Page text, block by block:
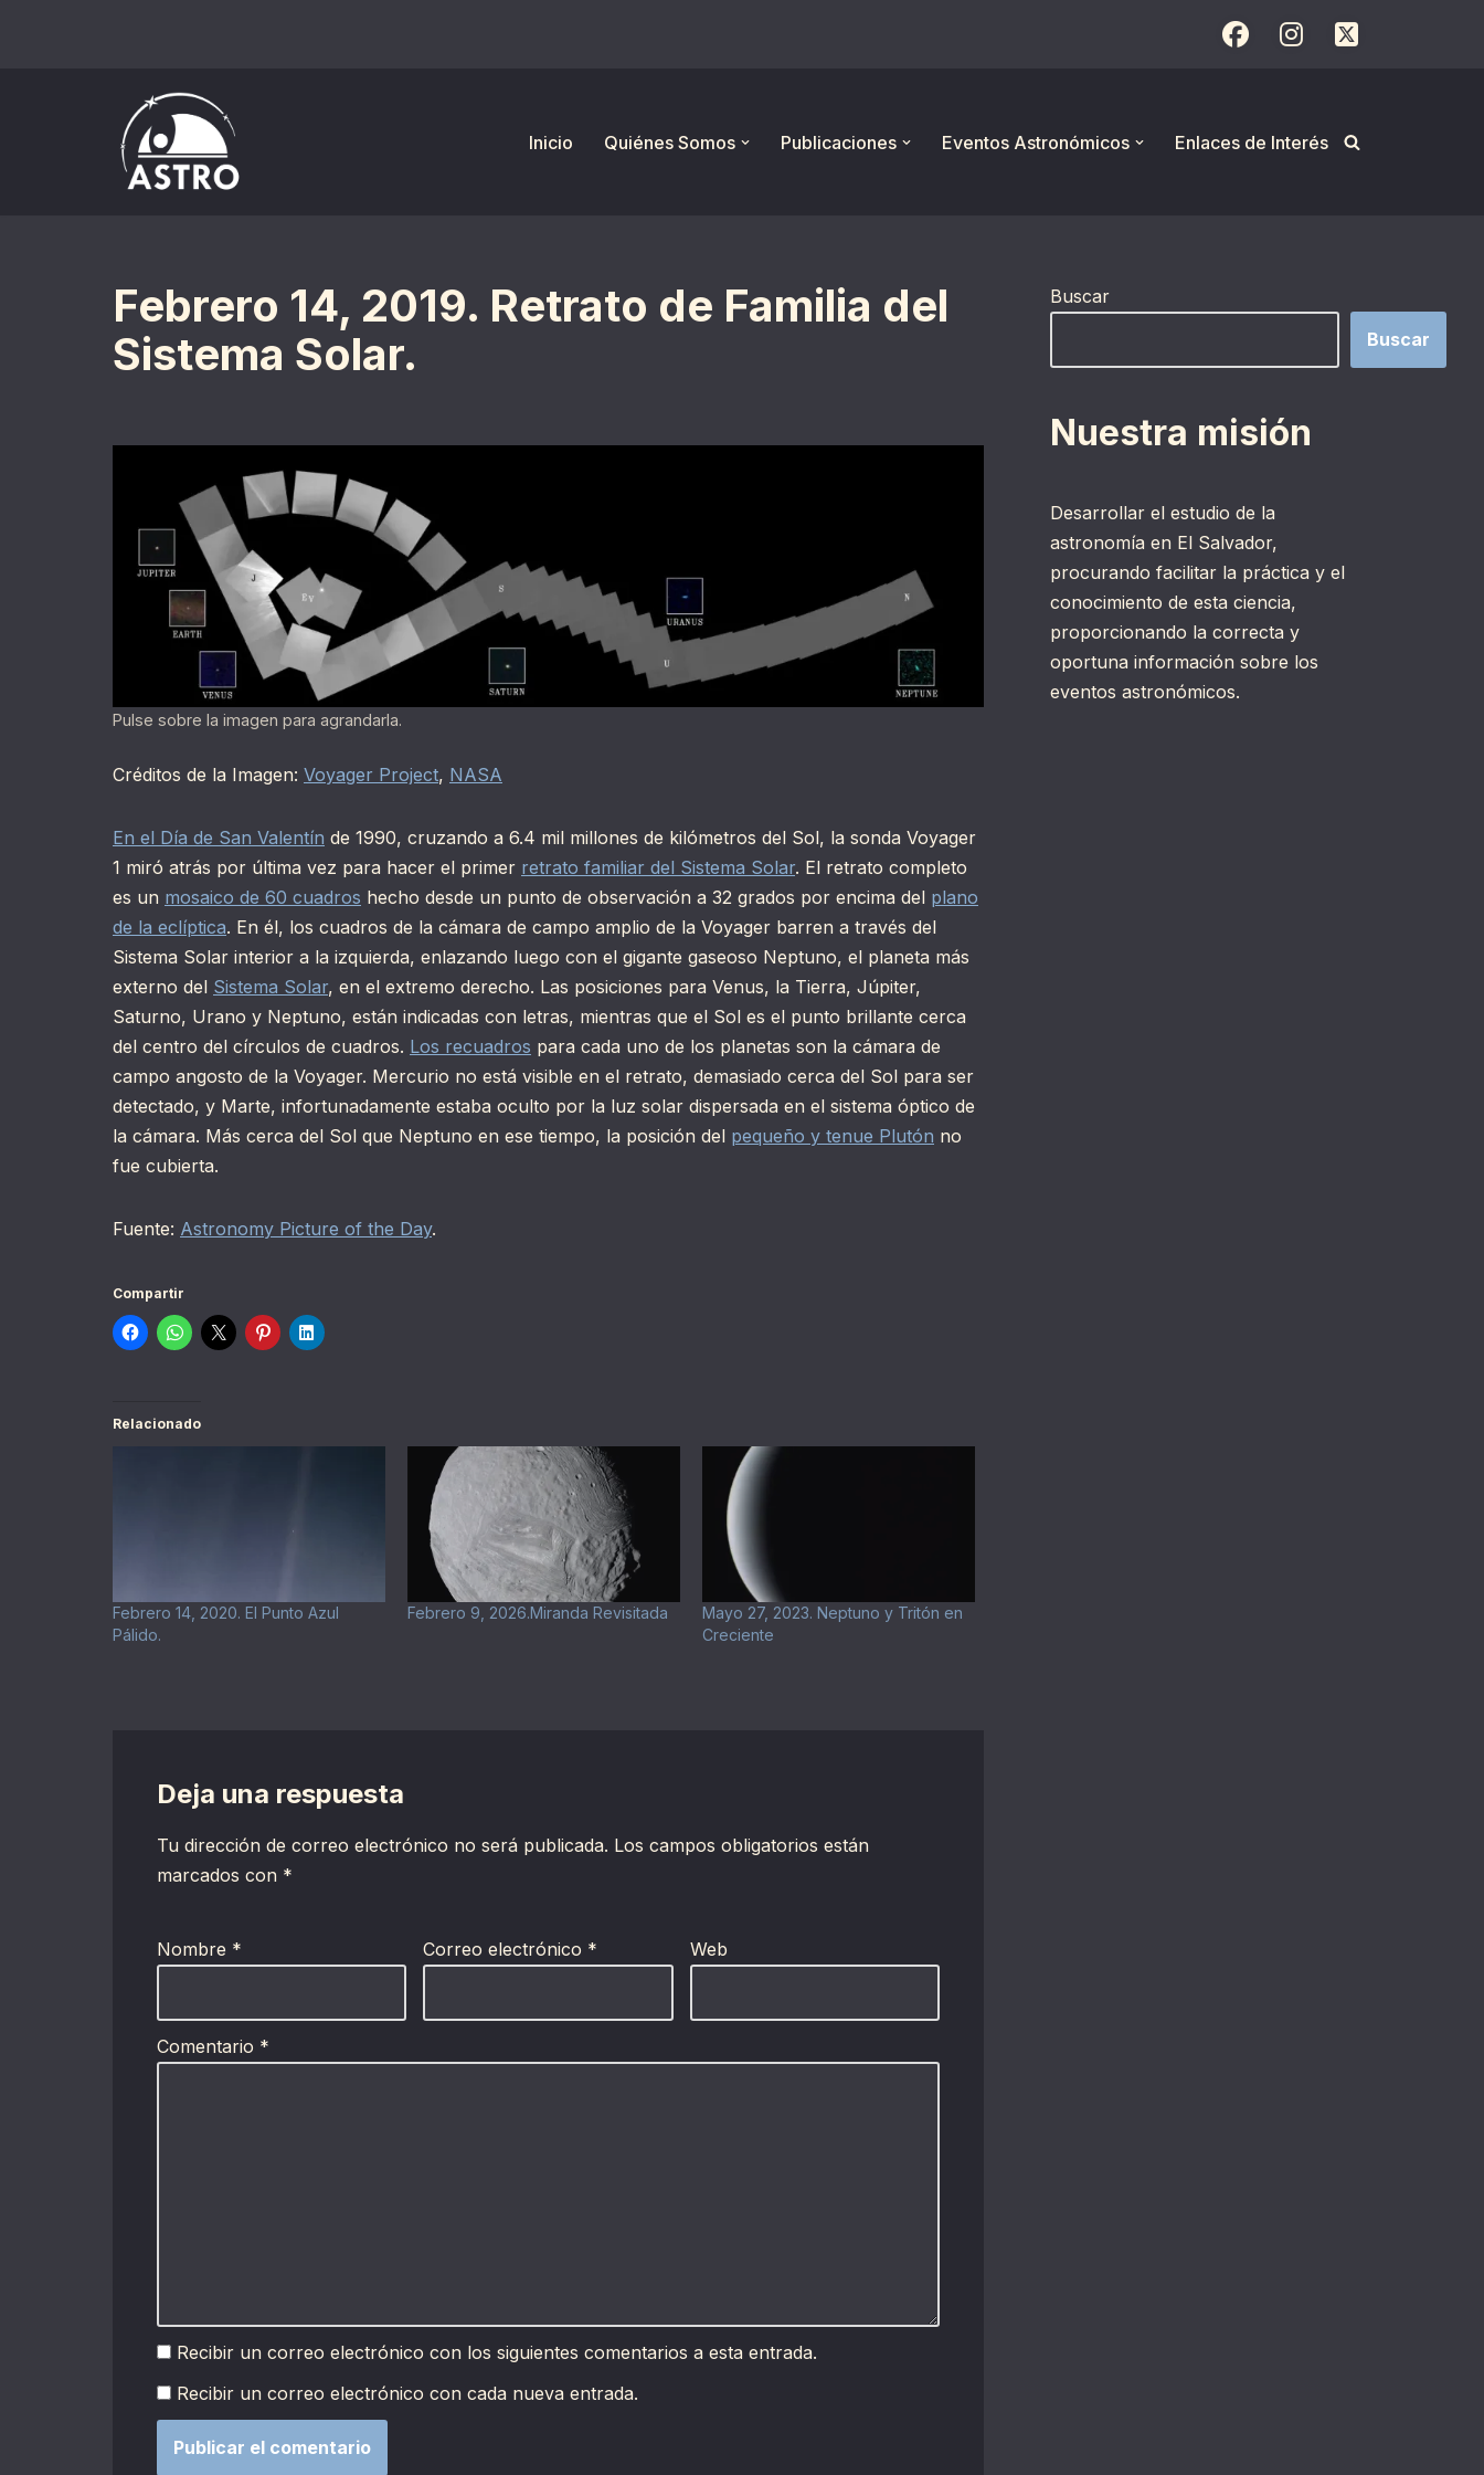
Inicio
Quiénes Somos Publicaciones Eventos Astronómicos Enlaces de Interés
Febrero 14, 2019. Retrato de Familia del
Sistema Solar.
Pulse sobre la imagen para agrandarla.
Créditos de la Imagen: Voyager Project, NASA
En el Día de San Valentín de 1990, cruzando a 6.4 mil millones de kilómetros del Sol, la sonda Voyager
1 miró atrás por última vez para hacer el primer retrato familiar del Sistema Solar. El retrato completo
es un mosaico de 60 cuadros hecho desde un punto de observación a 32 grados por encima del plano
de la eclíptica. En él, los cuadros de la cámara de campo amplio de la Voyager barren a través del
Sistema Solar interior a la izquierda, enlazando luego con el gigante gaseoso Neptuno, el planeta más
externo del Sistema Solar, en el extremo derecho. Las posiciones para Venus, la Tierra, Júpiter,
Saturno, Urano y Neptuno, están indicadas con letras, mientras que el Sol es el punto brillante cerca
del centro del círculos de cuadros. Los recuadros para cada uno de los planetas son la cámara de
campo angosto de la Voyager. Mercurio no está visible en el retrato, demasiado cerca del Sol para ser
detectado, y Marte, infortunadamente estaba oculto por la luz solar dispersada en el sistema óptico de
la cámara. Más cerca del Sol que Neptuno en ese tiempo, la posición del pequeño y tenue Plutón no
fue cubierta.
Fuente: Astronomy Picture of the Day.
Compartir
Relacionado
Febrero 14, 2020. El Punto Azul
Pálido.
Febrero 9, 2026.Miranda Revisitada
Mayo 27, 2023. Neptuno y Tritón en
Creciente
Deja una respuesta
Tu dirección de correo electrónico no será publicada. Los campos obligatorios están
marcados con *
Nombre * Correo electrónico * Web
Comentario *
Recibir un correo electrónico con los siguientes comentarios a esta entrada.
Recibir un correo electrónico con cada nueva entrada.
Buscar
Buscar
Nuestra misión
Desarrollar el estudio de la
astronomía en El Salvador,
procurando facilitar la práctica y el
conocimiento de esta ciencia,
proporcionando la correcta y
oportuna información sobre los
eventos astronómicos.